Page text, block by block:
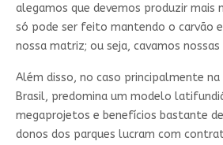
alegamos que devemos produzir mais
só pode ser feito mantendo o carvão
nossa matriz; ou seja, cavamos
Além disso, no caso principalmente na
Brasil, predomina um modelo
megaprojetos e benefícios bastante
donos dos parques lucram com